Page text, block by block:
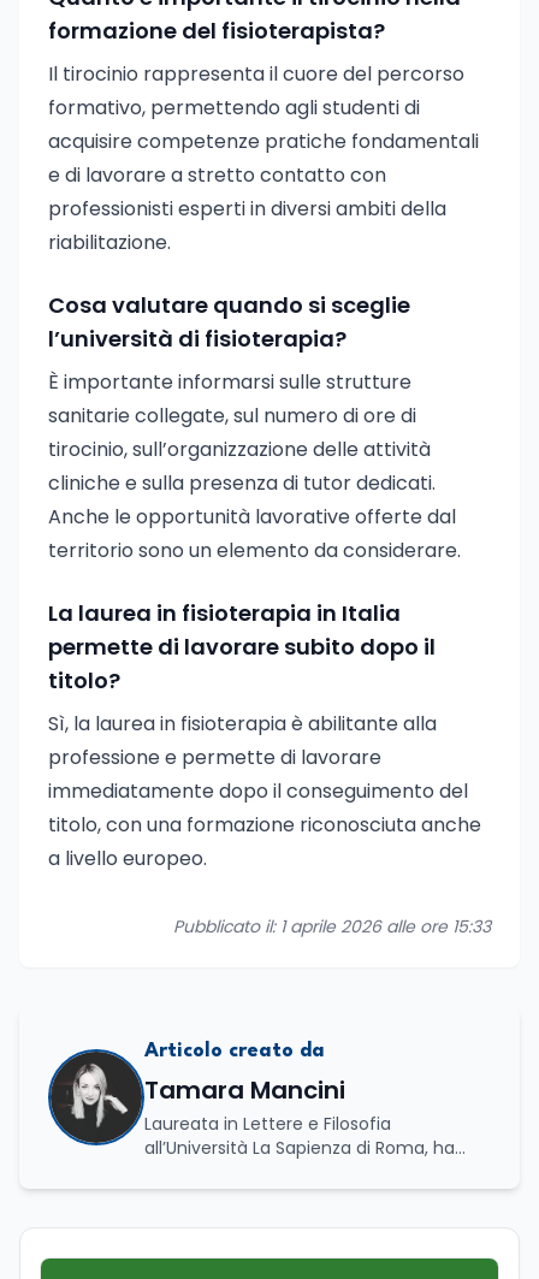
formazione del fisioterapista?
Il tirocinio rappresenta il cuore del percorso
formativo, permettendo agli studenti di
acquisire competenze pratiche fondamentali
e di lavorare a stretto contatto con
professionisti esperti in diversi ambiti della
riabilitazione.
Cosa valutare quando si sceglie
l’università di fisioterapia?
È importante informarsi sulle strutture
sanitarie collegate, sul numero di ore di
tirocinio, sull’organizzazione delle attività
cliniche e sulla presenza di tutor dedicati.
Anche le opportunità lavorative offerte dal
territorio sono un elemento da considerare.
La laurea in fisioterapia in Italia
permette di lavorare subito dopo il
titolo?
Sì, la laurea in fisioterapia è abilitante alla
professione e permette di lavorare
immediatamente dopo il conseguimento del
titolo, con una formazione riconosciuta anche
a livello europeo.
Pubblicato il: 1 aprile 2026 alle ore 15:33
Articolo creato da
Tamara Mancini
Laureata in Lettere e Filosofia
all’Università La Sapienza di Roma, ha
e Relazioni Internazionali e una laurea